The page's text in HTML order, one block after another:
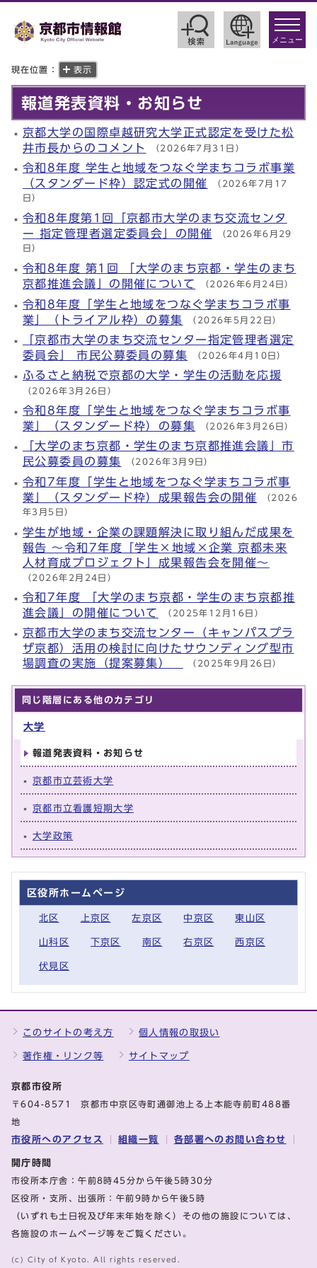
toggle
メニュー
現在位置： 表示
報道発表資料・お知らせ
京都大学の国際卓越研究大学正式認定を受けた松
井市長からのコメント （2026年7月31日）
令和8年度 学生と地域をつなぐ学まちコラボ事業
（スタンダード枠）認定式の開催 （2026年7月17
日）
令和8年度第1回「京都市大学のまち交流センタ
ー 指定管理者選定委員会」の開催 （2026年6月29
日）
令和8年度 第1回 「大学のまち京都・学生のまち
京都推進会議」の開催について （2026年6月24日）
令和8年度「学生と地域をつなぐ学まちコラボ事
業」（トライアル枠）の募集 （2026年5月22日）
「京都市大学のまち交流センター指定管理者選定
委員会」 市民公募委員の募集 （2026年4月10日）
ふるさと納税で京都の大学・学生の活動を応援
（2026年3月26日）
令和8年度「学生と地域をつなぐ学まちコラボ事
業」（スタンダード枠）の募集 （2026年3月26日）
「大学のまち京都・学生のまち京都推進会議」市
民公募委員の募集 （2026年3月9日）
令和7年度「学生と地域をつなぐ学まちコラボ事
業」（スタンダード枠）成果報告会の開催 （2026
年3月5日）
学生が地域・企業の課題解決に取り組んだ成果を
報告 ～令和7年度「学生×地域×企業 京都未来
人材育成プロジェクト」成果報告会を開催～
（2026年2月24日）
令和7年度 「大学のまち京都・学生のまち京都推
進会議」の開催について （2025年12月16日）
京都市大学のまち交流センター（キャンパスプラ
ザ京都）活用の検討に向けたサウンディング型市
場調査の実施（提案募集）
（2025年9月26日）
同じ階層にある他のカテゴリ
大学
報道発表資料・お知らせ
京都市立芸術大学
京都市立看護短期大学
大学政策
区役所ホームページ
北区 上京区 左京区 中京区 東山区
山科区 下京区 南区 右京区 西京区
伏見区
このサイトの考え方 個人情報の取扱い
著作権・リンク等 サイトマップ
京都市役所
〒604-8571 京都市中京区寺町通御池上る上本能寺前町488番
地
市役所へのアクセス 組織一覧 各部署へのお問い合わせ
開庁時間
市役所本庁舎：午前8時45分から午後5時30分
区役所・支所、出張所：午前9時から午後5時
（いずれも土日祝及び年末年始を除く）その他の施設については、
各施設のホームページ等をご覧ください。
(c) City of Kyoto. All rights reserved.